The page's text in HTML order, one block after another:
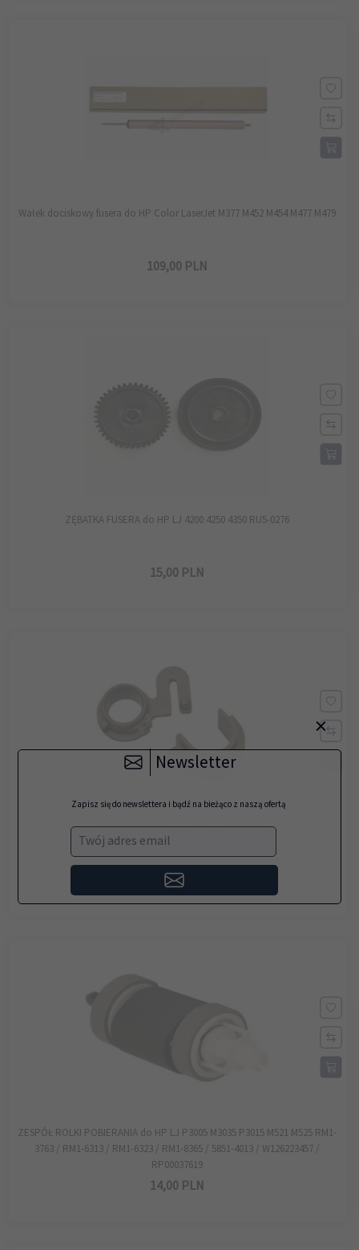
Wałek dociskowy fusera do HP Color LaserJet M377 M452 M454 M477 M479
109,00 PLN
ZĘBATKA FUSERA do HP LJ 4200 4250 4350 RU5-0276
15,00 PLN
PANEWKI ŁOŻYSKA 1320 2015 3005 3390
80PLN
ZESPÓŁ ROLKI POBIERANIA do HP LJ P3005 M3035 P3015 M521 M525 RM1-
3763 / RM1-6313 / RM1-6323 / RM1-8365 / 5851-4013 / W126223457 /
RP00037619
14,00 PLN
×
Newsletter
Zapisz się do newslettera i bądź na bieżąco z naszą ofertą
Twój adres email